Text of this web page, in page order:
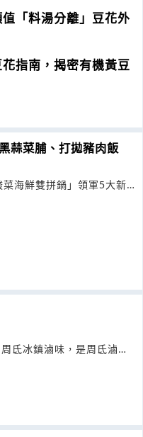
「料湯分離」豆花外
指南，揭密有機黃豆
蒜菜脯、打拋豬肉飯
海鮮雙拼鍋」領軍5大新
氐冰鎮滷味，是周氐滷味